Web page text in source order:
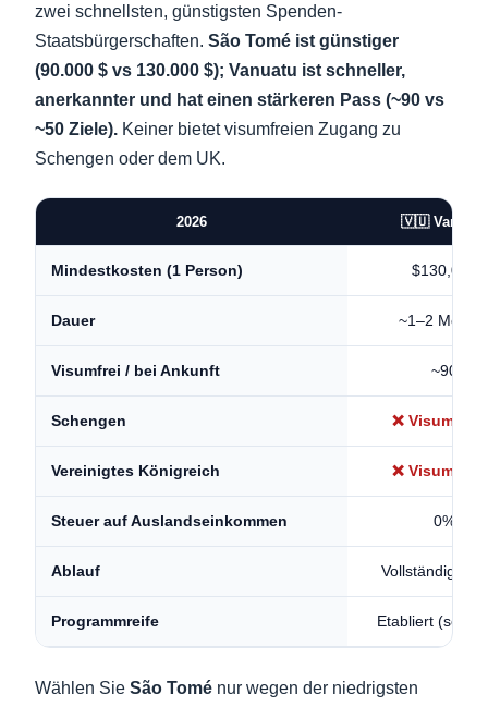
zwei schnellsten, günstigsten Spenden-
Staatsbürgerschaften. São Tomé ist günstiger
(90.000 $ vs 130.000 $); Vanuatu ist schneller,
anerkannter und hat einen stärkeren Pass (~90 vs
~50 Ziele). Keiner bietet visumfreien Zugang zu
Schengen oder dem UK.
2026 🇻🇺 Vanuatu
Mindestkosten (1 Person) $130,000
Dauer ~1–2
Visumfrei / bei Ankunft ~90
Schengen ❌ Visum
Vereinigtes Königreich ❌ Visum
Steuer auf Auslandseinkommen 0%
Ablauf Vollständig
Programmreife Etabliert (seit
Wählen Sie São Tomé nur wegen der niedrigsten